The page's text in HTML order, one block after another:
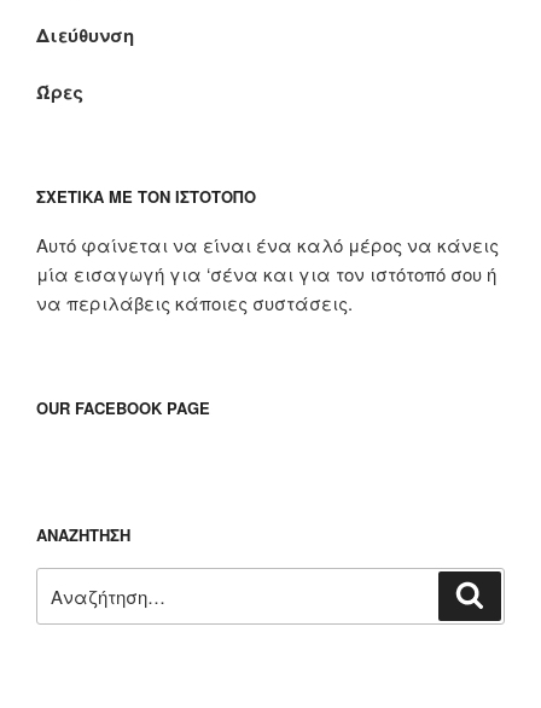
Διεύθυνση
Ώρες
ΣΧΕΤΙΚΆ ΜΕ ΤΟΝ ΙΣΤΌΤΟΠΟ
Αυτό φαίνεται να είναι ένα καλό μέρος να κάνεις
μία εισαγωγή για ‘σένα και για τον ιστότοπό σου ή
να περιλάβεις κάποιες συστάσεις.
OUR FACEBOOK PAGE
ΑΝΑΖΉΤΗΣΗ
για: